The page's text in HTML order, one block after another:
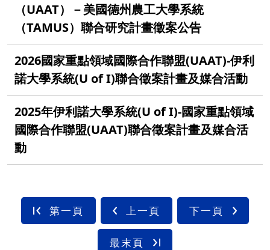
（UAAT）－美國德州農工大學系統
（TAMUS）聯合研究計畫徵案公告
2026國家重點領域國際合作聯盟(UAAT)-伊利
諾大學系統(U of I)聯合徵案計畫及媒合活動
2025年伊利諾大學系統(U of I)-國家重點領域
國際合作聯盟(UAAT)聯合徵案計畫及媒合活
動
第一頁 上一頁 下一頁
最末頁